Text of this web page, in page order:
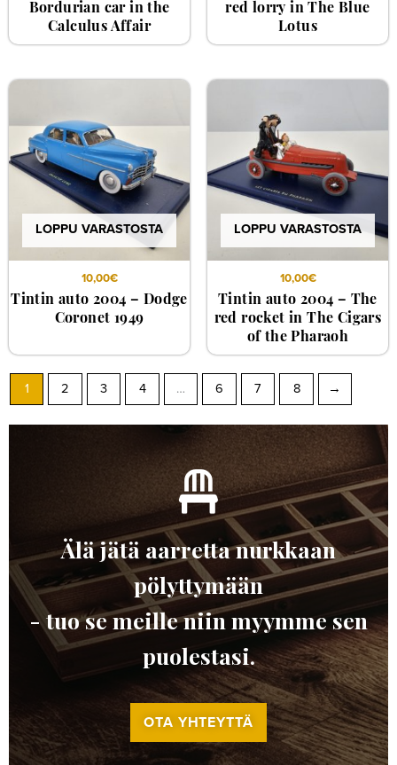
Bordurian car in the
Calculus Affair
red lorry in The Blue
Lotus
LOPPU VARASTOSTA
10,00€
Tintin auto 2004 – Dodge
Coronet 1949
LOPPU VARASTOSTA
10,00€
Tintin auto 2004 – The
red rocket in The Cigars
of the Pharaoh
1 2 3 4 … 6 7 8 →
Älä jätä aarretta nurkkaan
pölyttymään
- tuo se meille niin myymme sen
puolestasi.
OTA YHTEYTTÄ